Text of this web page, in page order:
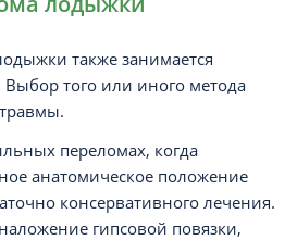
также занимается
Выбор того или иного метода
переломах, когда
анатомическое положение
консервативного лечения.
гипсовой повязки,